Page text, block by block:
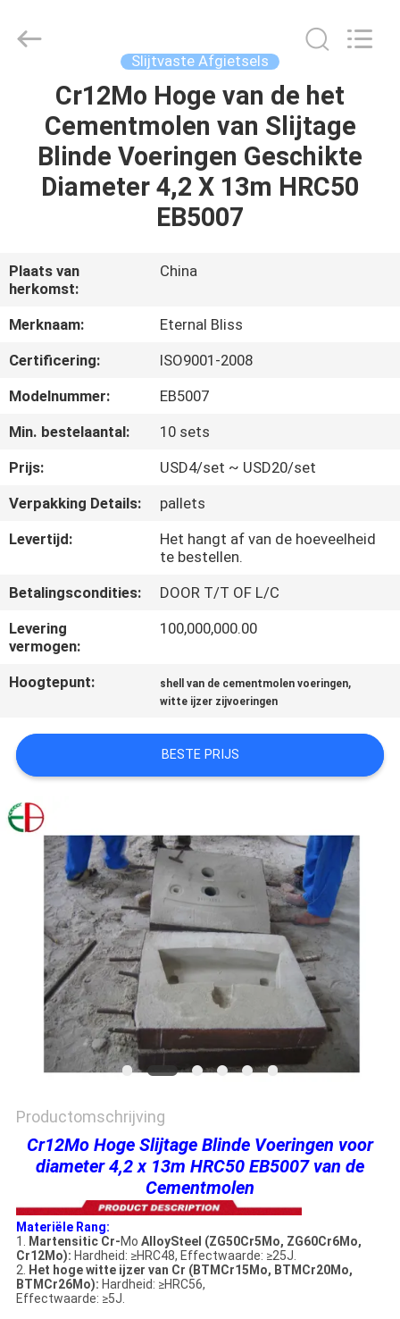
PRODUCTEN
ONGEVEER
ONS
FABRIEKSREIS
KWALITEITSCONTROLE
CONTACTEER
ONS
NIEUWS
OM
EEN
SITEMAP
PRIVACYBELEID
Casting
Slijtvaste Afgietsels
Cr12Mo Hoge van de het
Cementmolen van Slijtage
Blinde Voeringen Geschikte
Diameter 4,2 X 13m HRC50
EB5007
Plaats van
herkomst:
China
Merknaam:
Eternal Bliss
Certificering:
ISO9001-2008
Modelnummer:
EB5007
Min. bestelaantal:
10 sets
Prijs:
USD4/set ~ USD20/set
Verpakking Details:
pallets
Levertijd:
Het hangt af van de hoeveelheid
te bestellen.
Betalingscondities:
DOOR T/T OF L/C
Levering
vermogen:
100,000,000.00
Hoogtepunt: shell van de cementmolen voeringen,
witte ijzer zijvoeringen
BESTE PRIJS
Productomschrijving
Cr12Mo Hoge Slijtage Blinde Voeringen voor
diameter 4,2 x 13m HRC50 EB5007 van de
Cementmolen
Materiële Rang:
1. Martensitic Cr-Mo AlloySteel (ZG50Cr5Mo, ZG60Cr6Mo,
Cr12Mo): Hardheid: ≥HRC48, Effectwaarde: ≥25J.
2. Het hoge witte ijzer van Cr (BTMCr15Mo, BTMCr20Mo,
BTMCr26Mo): Hardheid: ≥HRC56,
Effectwaarde: ≥5J.